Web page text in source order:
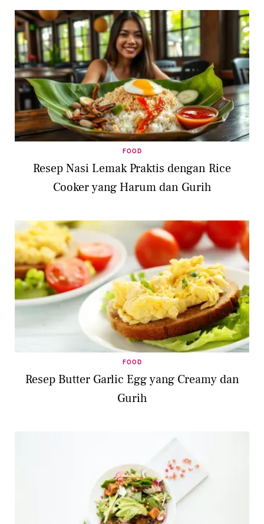
FOOD
Resep Nasi Lemak Praktis dengan Rice
Cooker yang Harum dan Gurih
FOOD
Resep Butter Garlic Egg yang Creamy dan
Gurih